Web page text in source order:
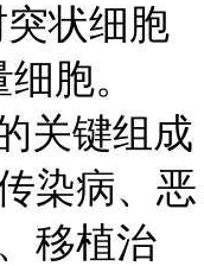
突状细胞
胞。
关键组成
染病、恶
移植治